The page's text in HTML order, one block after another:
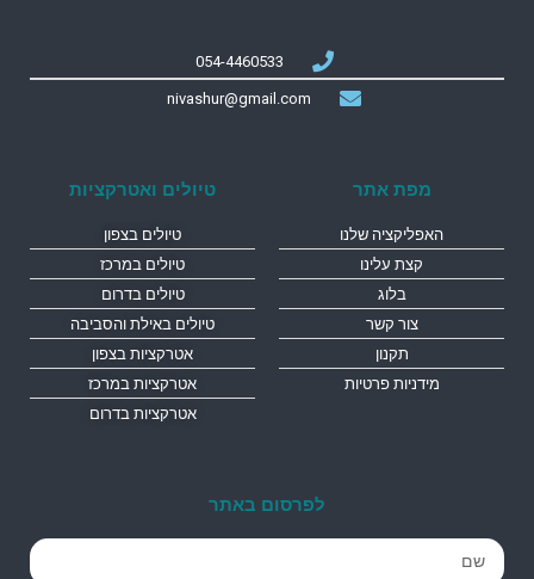
054-4460533
nivashur@gmail.com
מפת אתר
האפליקציה שלנו
קצת עלינו
בלוג
צור קשר
תקנון
מידניות פרטיות
טיולים ואטרקציות
טיולים בצפון
טיולים במרכז
טיולים בדרום
טיולים באילת והסביבה
אטרקציות בצפון
אטרקציות במרכז
אטרקציות בדרום
לפרסום באתר